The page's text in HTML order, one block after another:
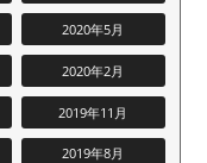
2020年5月
2020年2月
2019年11月
2019年8月